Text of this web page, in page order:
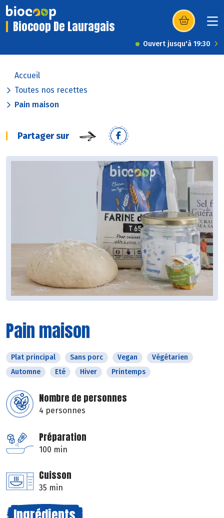
Biocoop De Lauragais (s’ouvre dans
Ouvert jusqu'à 19:30
Accueil
Toutes nos recettes
Pain maison
Partager sur
Pain maison
Plat principal Sans porc Vegan
Végétarien
Automne
Eté Hiver Printemps
Nombre de personnes
4 personnes
Préparation
100 min
Cuisson
35 min